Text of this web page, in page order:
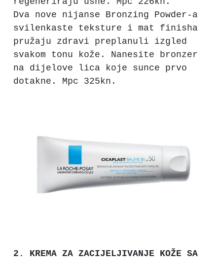
Dva nove nijanse Bronzing Powder-a
svilenkaste teksture i mat finisha
pružaju zdravi preplanuli izgled
svakom tonu kože. Nanesite bronzer
na dijelove lica koje sunce prvo
dotakne. Mpc 325kn.
2. KREMA ZA ZACIJELJIVANJE KOŽE SA